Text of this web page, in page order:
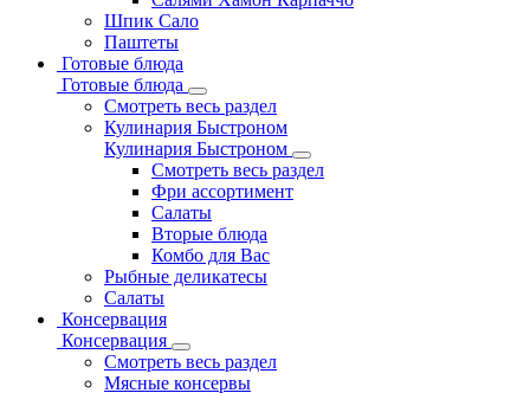
Шпик Сало
Паштеты
Готовые блюда
Готовые блюда
Смотреть весь раздел
Кулинария Быстроном
Кулинария Быстроном
Смотреть весь раздел
Фри ассортимент
Салаты
Вторые блюда
Комбо для Вас
Рыбные деликатесы
Салаты
Консервация
Консервация
Смотреть весь раздел
Мясные консервы